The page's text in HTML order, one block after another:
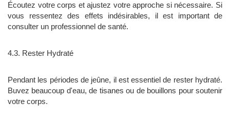
Écoutez votre corps et ajustez votre approche si nécessaire. Si
vous ressentez des effets indésirables, il est important de
consulter un professionnel de santé.
4.3. Rester Hydraté
Pendant les périodes de jeûne, il est essentiel de rester hydraté.
Buvez beaucoup d'eau, de tisanes ou de bouillons pour soutenir
votre corps.